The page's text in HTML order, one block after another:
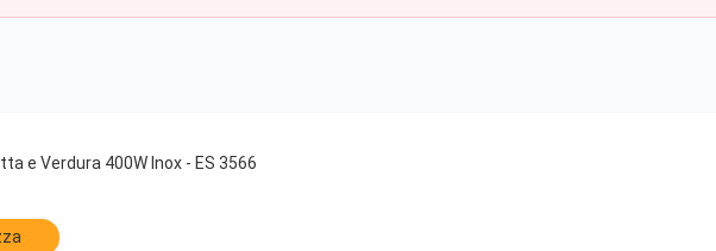
e Verdura 400W Inox - ES 3566